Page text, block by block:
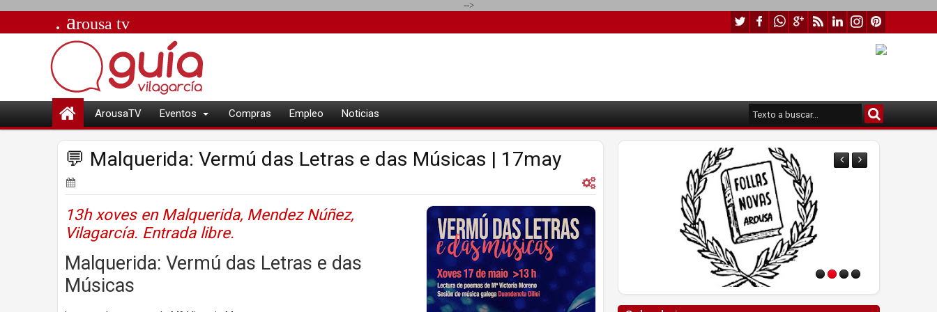
-->
. arousa tv
ArousaTV Eventos Compras Empleo Noticias
💬 Malquerida: Vermú das Letras e das Músicas | 17may
13h xoves en Malquerida, Mendez Núñez,
Vilagarcía. Entrada libre.
Malquerida: Vermú das Letras e das
Músicas